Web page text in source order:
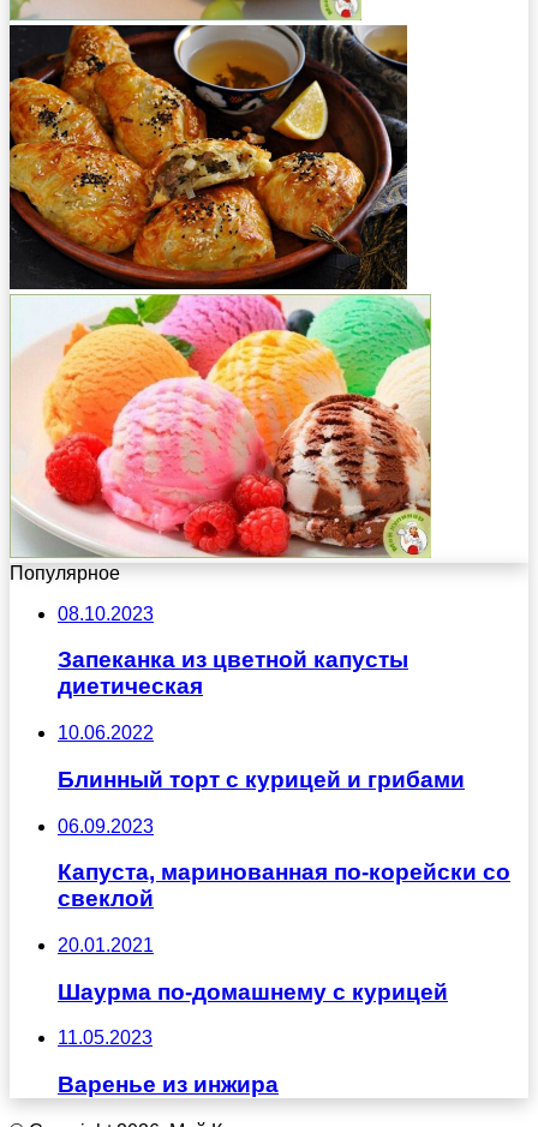
Популярное
08.10.2023
Запеканка из цветной капусты
диетическая
10.06.2022
Блинный торт с курицей и грибами
06.09.2023
Капуста, маринованная по-корейски со
свеклой
20.01.2021
Шаурма по-домашнему с курицей
11.05.2023
Варенье из инжира